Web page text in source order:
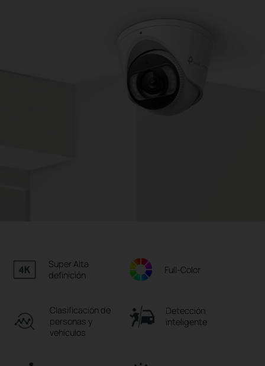
Super Alta
definición
Full-Color
Clasificación de
personas y
vehículos
Detección
inteligente